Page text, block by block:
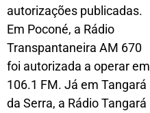
autorizações publicadas.
Em Poconé, a Rádio
Transpantaneira AM 670
foi autorizada a operar em
106.1 FM. Já em Tangará
da Serra, a Rádio Tangará